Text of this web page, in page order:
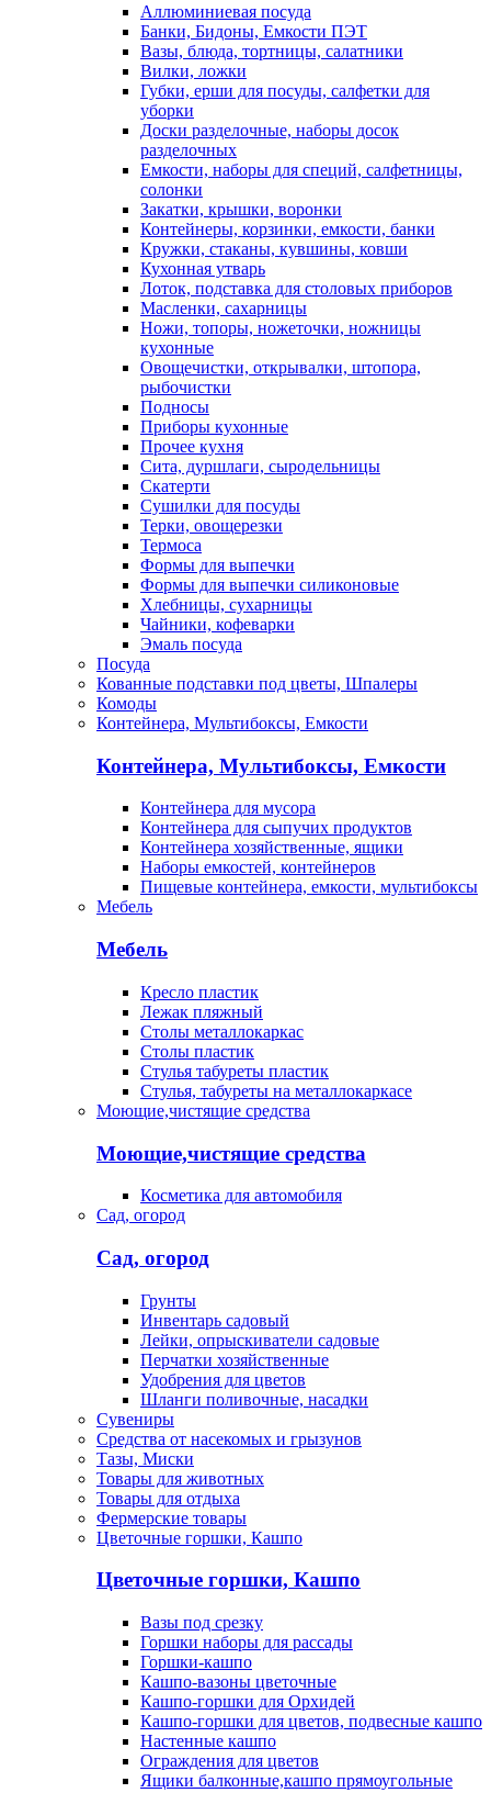
Аллюминиевая посуда
Банки, Бидоны, Емкости ПЭТ
Вазы, блюда, тортницы, салатники
Вилки, ложки
Губки, ерши для посуды, салфетки для
уборки
Доски разделочные, наборы досок
разделочных
Емкости, наборы для специй, салфетницы,
солонки
Закатки, крышки, воронки
Контейнеры, корзинки, емкости, банки
Кружки, стаканы, кувшины, ковши
Кухонная утварь
Лоток, подставка для столовых приборов
Масленки, сахарницы
Ножи, топоры, ножеточки, ножницы
кухонные
Овощечистки, открывалки, штопора,
рыбочистки
Подносы
Приборы кухонные
Прочее кухня
Сита, дуршлаги, сыродельницы
Скатерти
Сушилки для посуды
Терки, овощерезки
Термоса
Формы для выпечки
Формы для выпечки силиконовые
Хлебницы, сухарницы
Чайники, кофеварки
Эмаль посуда
Посуда
Кованные подставки под цветы, Шпалеры
Комоды
Контейнера, Мультибоксы, Емкости
Контейнера, Мультибоксы, Емкости
Контейнера для мусора
Контейнера для сыпучих продуктов
Контейнера хозяйственные, ящики
Наборы емкостей, контейнеров
Пищевые контейнера, емкости, мультибоксы
Мебель
Мебель
Кресло пластик
Лежак пляжный
Столы металлокаркас
Столы пластик
Стулья табуреты пластик
Стулья, табуреты на металлокаркасе
Моющие,чистящие средства
Моющие,чистящие средства
Косметика для автомобиля
Сад, огород
Сад, огород
Грунты
Инвентарь садовый
Лейки, опрыскиватели садовые
Перчатки хозяйственные
Удобрения для цветов
Шланги поливочные, насадки
Сувениры
Средства от насекомых и грызунов
Тазы, Миски
Товары для животных
Товары для отдыха
Фермерские товары
Цветочные горшки, Кашпо
Цветочные горшки, Кашпо
Вазы под срезку
Горшки наборы для рассады
Горшки-кашпо
Кашпо-вазоны цветочные
Кашпо-горшки для Орхидей
Кашпо-горшки для цветов, подвесные кашпо
Настенные кашпо
Ограждения для цветов
Ящики балконные,кашпо прямоугольные